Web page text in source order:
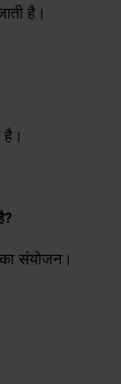
है।
है।
संयोजन।